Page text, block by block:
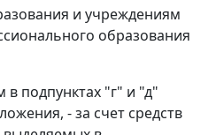
и учреждениям
образования
подпунктах "г" и "д"
- за счет средств